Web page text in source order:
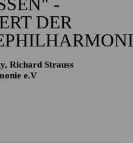
DER
Richard Strauss
e.V